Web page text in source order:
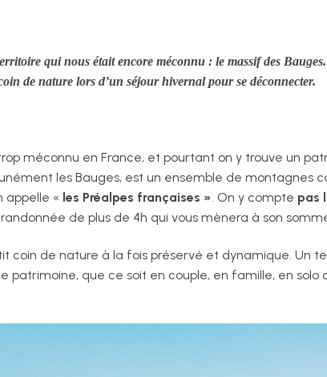
qui nous était encore méconnu : le massif des
de nature lors d’un séjour hivernal pour se déconnecter.
méconnu en France, et pourtant on y trouve un
les Bauges, est un ensemble de montagnes
appelle « les Préalpes françaises ». On y compte pas
randonnée de plus de 4h qui vous mènera à son
de nature à la fois préservé et dynamique. Un
patrimoine, que ce soit en couple, en famille, en solo